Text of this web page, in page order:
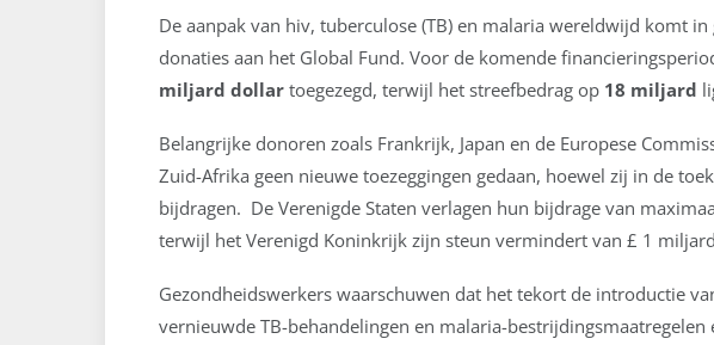
De aanpak van hiv, tuberculose (TB) en malaria wereldwijd komt
donaties aan het Global Fund. Voor de komende
miljard dollar toegezegd, terwijl het streefbedrag op 18 miljard
Belangrijke donoren zoals Frankrijk, Japan en de Europese
Zuid-Afrika geen nieuwe toezeggingen gedaan, hoewel zij in de
bijdragen. De Verenigde Staten verlagen hun bijdrage van
terwijl het Verenigd Koninkrijk zijn steun vermindert van £ 1
Gezondheidswerkers waarschuwen dat het tekort de introductie
vernieuwde TB-behandelingen en malaria-bestrijdingsmaatregelen